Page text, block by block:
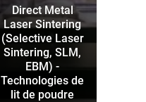
Direct Metal
Laser Sintering
(Selective Laser
Sintering, SLM,
EBM) -
Technologies de
lit de poudre